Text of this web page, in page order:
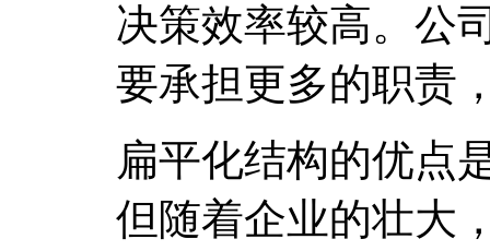
决策效率较高。公
要承担更多的职责
扁平化结构的优点
但随着企业的壮大